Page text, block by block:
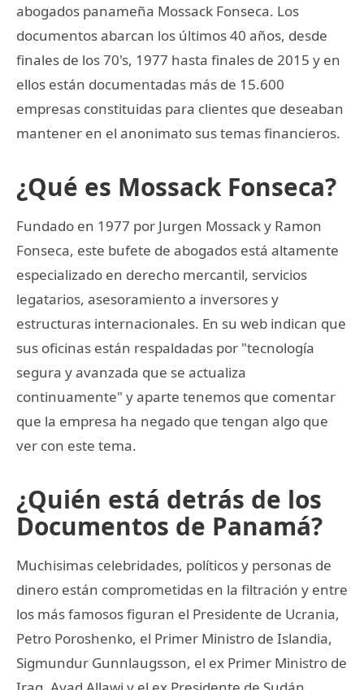
abogados panameña Mossack Fonseca. Los
documentos abarcan los últimos 40 años, desde
finales de los 70's, 1977 hasta finales de 2015 y en
ellos están documentadas más de 15.600
empresas constituidas para clientes que deseaban
mantener en el anonimato sus temas financieros.
¿Qué es Mossack Fonseca?
Fundado en 1977 por Jurgen Mossack y Ramon
Fonseca, este bufete de abogados está altamente
especializado en derecho mercantil, servicios
legatarios, asesoramiento a inversores y
estructuras internacionales. En su web indican que
sus oficinas están respaldadas por "tecnología
segura y avanzada que se actualiza
continuamente" y aparte tenemos que comentar
que la empresa ha negado que tengan algo que
ver con este tema.
¿Quién está detrás de los
Documentos de Panamá?
Muchisimas celebridades, políticos y personas de
dinero están comprometidas en la filtración y entre
los más famosos figuran el Presidente de Ucrania,
Petro Poroshenko, el Primer Ministro de Islandia,
Sigmundur Gunnlaugsson, el ex Primer Ministro de